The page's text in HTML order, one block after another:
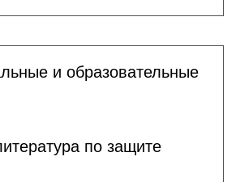
и образовательные
по защите